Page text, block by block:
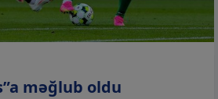
məğlub oldu